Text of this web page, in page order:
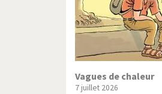
Vagues de chaleur
7 juillet 2026